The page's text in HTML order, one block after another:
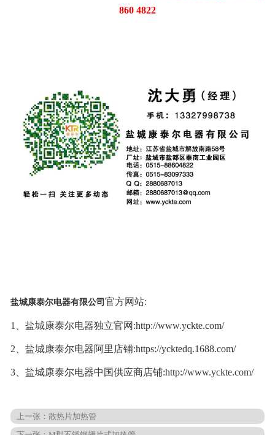
860 4822
盐城康泰尔电器有限公司 官方网站:
1、盐城康泰尔电器独立官网:http://www.yckte.com/
2、盐城康泰尔电器阿里店铺:https://ycktedq.1688.com/
3、盐城康泰尔电器中国供应商店铺:http://www.yckte.com/
上一张： 散热片加热管